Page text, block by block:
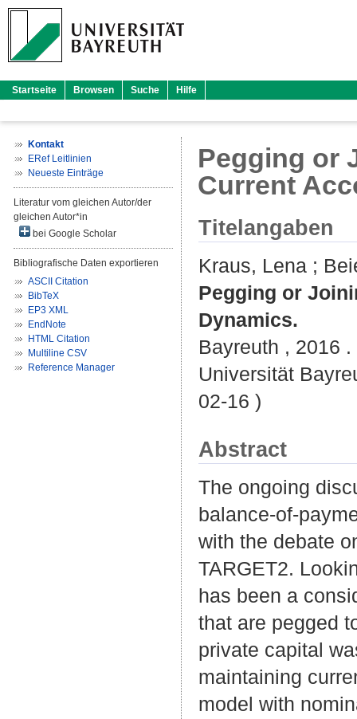
Startseite Browsen Suche Hilfe
Kontakt
ERef Leitlinien
Neueste Einträge
Literatur vom gleichen Autor/der
gleichen Autor*in
bei Google Scholar
Bibliografische Daten exportieren
ASCII Citation
BibTeX
EP3 XML
EndNote
HTML Citation
Multiline CSV
Reference Manager
Pegging or
Current
Titelangaben
Kraus, Lena ;
Pegging or
Dynamics.
Bayreuth , 2016
Universität
02-16 )
Abstract
The ongoing
balance-of-
with the debate
TARGET2.
has been a
that are pegged
private capital
maintaining
model with